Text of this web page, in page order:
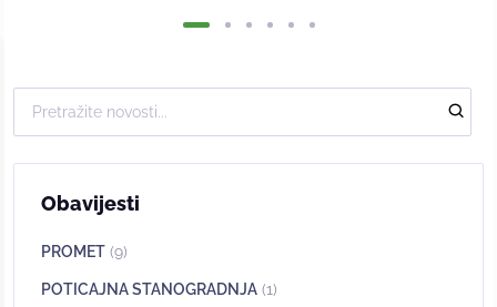
Obavijesti
PROMET (9)
POTICAJNA STANOGRADNJA (1)